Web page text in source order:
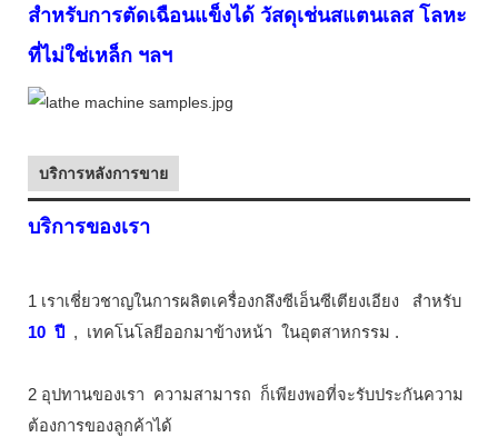
สำหรับการตัดเฉือนแข็งได้ วัสดุเช่นสแตนเลส โลหะ
ที่ไม่ใช่เหล็ก ฯลฯ
บริการหลังการขาย
บริการของเรา
1 เราเชี่ยวชาญในการผลิตเครื่องกลึงซีเอ็นซีเตียงเอียง
สำหรับ
10 ปี , เทคโนโลยีออกมาข้างหน้า ในอุตสาหกรรม .
2 อุปทานของเรา ความสามารถ
ก็เพียงพอที่จะรับประกันความ
ต้องการของลูกค้าได้